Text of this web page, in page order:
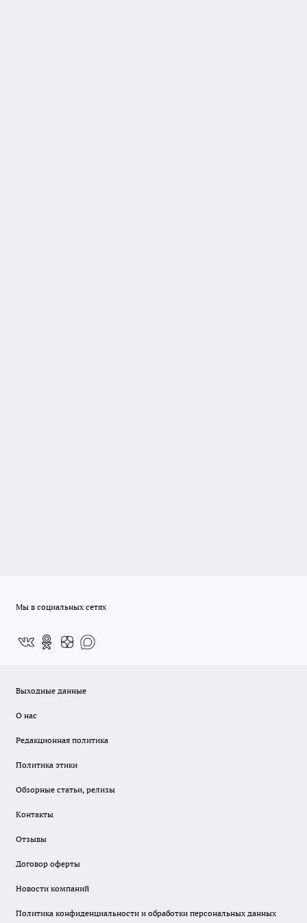
Мы в социальных сетях
Выходные данные
О нас
Редакционная политика
Политика этики
Обзорные статьи, релизы
Контакты
Отзывы
Договор оферты
Новости компаний
Политика конфиденциальности и обработки персональных данных